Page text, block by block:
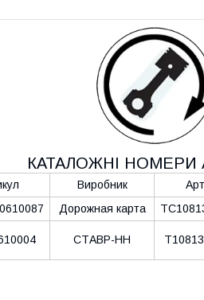
КАТАЛОЖНІ НОМЕРИ
Виробник
Дорожная карта
СТАВР-НН